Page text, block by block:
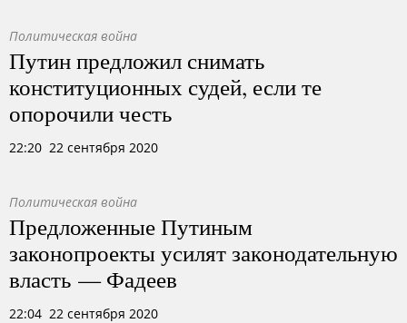
Политическая война
Путин предложил снимать
конституционных судей, если те
опорочили честь
22:20 22 сентября 2020
Политическая война
Предложенные Путиным
законопроекты усилят законодательную
власть — Фадеев
22:04 22 сентября 2020